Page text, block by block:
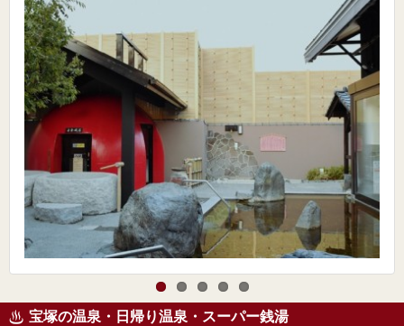
宝塚の温泉・日帰り温泉・スーパー銭湯